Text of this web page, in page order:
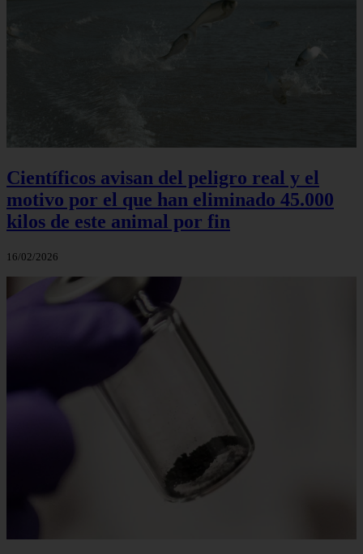
Científicos avisan del peligro real y el
motivo por el que han eliminado 45.000
kilos de este animal por fin
16/02/2026